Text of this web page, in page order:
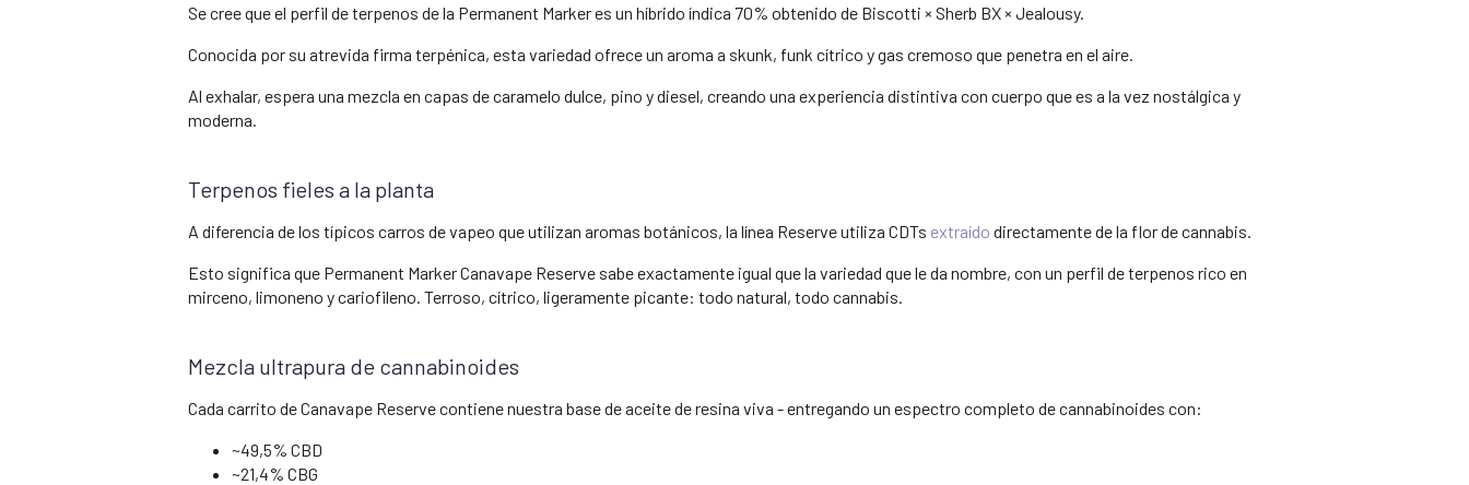
Se cree que el perfil de terpenos de la Permanent Marker es un híbrido índica 70% obtenido de Biscotti × Sherb BX × Jealousy.
Conocida por su atrevida firma terpénica, esta variedad ofrece un aroma a skunk, funk cítrico y gas cremoso que penetra en el aire.
Al exhalar, espera una mezcla en capas de caramelo dulce, pino y diesel, creando una experiencia distintiva con cuerpo que es a la vez nostálgica y
moderna.
Terpenos fieles a la planta
A diferencia de los típicos carros de vapeo que utilizan aromas botánicos, la línea Reserve utiliza CDTs extraído directamente de la flor de cannabis.
Esto significa que Permanent Marker Canavape Reserve sabe exactamente igual que la variedad que le da nombre, con un perfil de terpenos rico en
mirceno, limoneno y cariofileno. Terroso, cítrico, ligeramente picante: todo natural, todo cannabis.
Mezcla ultrapura de cannabinoides
Cada carrito de Canavape Reserve contiene nuestra base de aceite de resina viva - entregando un espectro completo de cannabinoides con:
~49,5% CBD
~21,4% CBG